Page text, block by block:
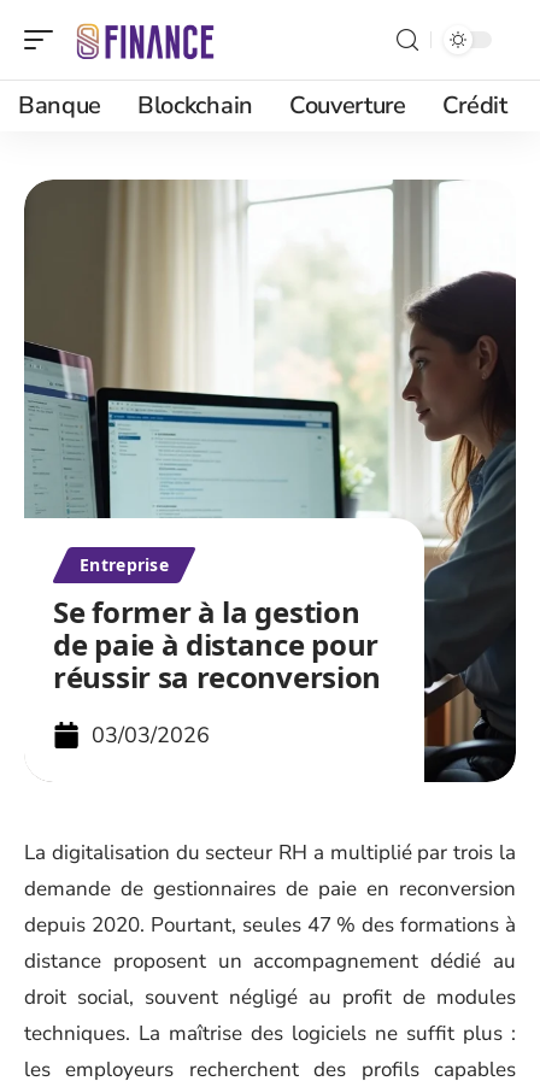
Banque Blockchain Couverture Crédit
Entreprise
Se former à la gestion
de paie à distance pour
réussir sa reconversion
03/03/2026
La digitalisation du secteur RH a multiplié par trois la
demande de gestionnaires de paie en reconversion
depuis 2020. Pourtant, seules 47 % des formations à
distance proposent un accompagnement dédié au
droit social, souvent négligé au profit de modules
techniques. La maîtrise des logiciels ne suffit plus :
les employeurs recherchent des profils capables